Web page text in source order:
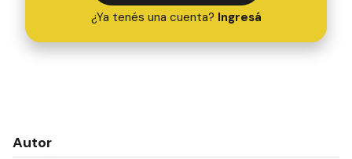
¿Ya tenés una cuenta? Ingresá
Autor